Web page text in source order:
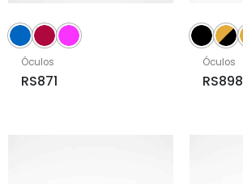
Óculos
RS871
Óculos
RS898